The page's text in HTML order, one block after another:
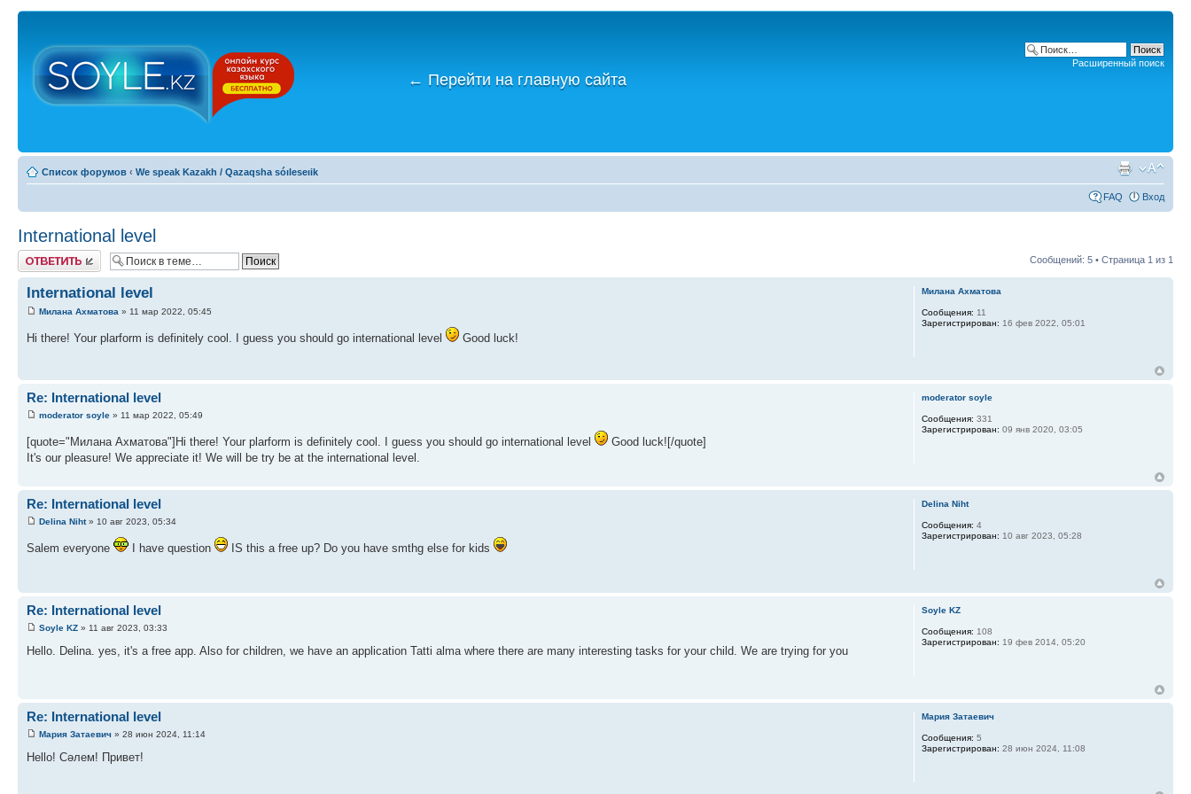
← Перейти на главную сайта
Расширенный поиск
Список форумов ‹ We speak Kazakh / Qazaqsha sóıleseıik
FAQ Вход
International level
Ответить Сообщений: 5 • Страница 1 из 1
International level
Милана Ахматова » 11 мар 2022, 05:45
Hi there! Your plarform is definitely cool. I guess you should go international level Good luck!
Милана Ахматова
Сообщения: 11
Зарегистрирован: 16 фев 2022, 05:01
Re: International level
moderator soyle » 11 мар 2022, 05:49
[quote="Милана Ахматова"]Hi there! Your plarform is definitely cool. I guess you should go international level
Good luck![/quote]
It's our pleasure! We appreciate it! We will be try be at the international level.
moderator soyle
Сообщения: 331
Зарегистрирован: 09 янв 2020, 03:05
Re: International level
Delina Niht» 10 авг 2023, 05:34
Salem everyone I have question IS this a free up? Do you have smthg else for kids
Delina Niht
Сообщения: 4
Зарегистрирован: 10 авг 2023, 05:28
Re: International level
Soyle KZ » 11 авг 2023, 03:33
Hello. Delina. yes, it's a free app. Also for children, we have an application Tatti alma where there are many interesting tasks for your child. We are trying for you
Soyle KZ
Сообщения: 108
Зарегистрирован: 19 фев 2014, 05:20
Re: International level
Мария Затаевич » 28 июн 2024, 11:14
Hello! Сәлем! Привет!
Мария Затаевич
Сообщения: 5
Зарегистрирован: 28 июн 2024, 11:08